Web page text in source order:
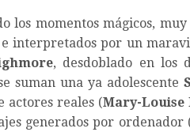
momentos mágicos,
interpretados por un
, desdoblado en los
suman una ya adolescente
actores reales (Mary-Louise
generados por ordenador